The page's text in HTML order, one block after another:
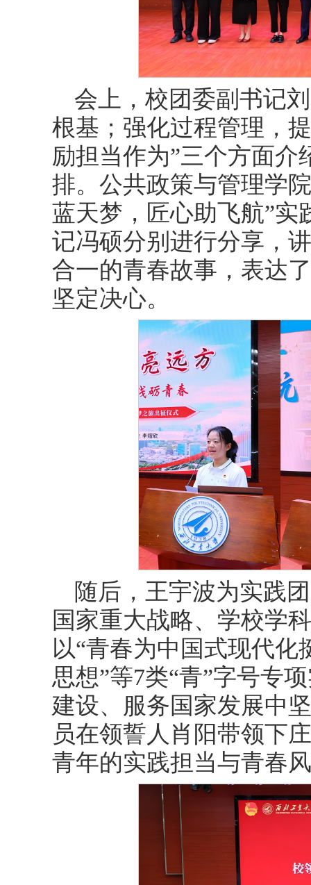
会上，校团委副书记
根基；强化过程管理，
励担当作为”三个方面介
排。公共政策与管理学
蓝天梦，匠心助飞航”实
记冯硕分别进行分享，
合一的青春故事，表达
坚定决心。
随后，王宇波为实践
国家重大战略、学校学
以“青春为中国式现代化
思想”等7类“青”字号专
建设、服务国家发展中
员在领誓人肖阳带领下
青年的实践担当与青春